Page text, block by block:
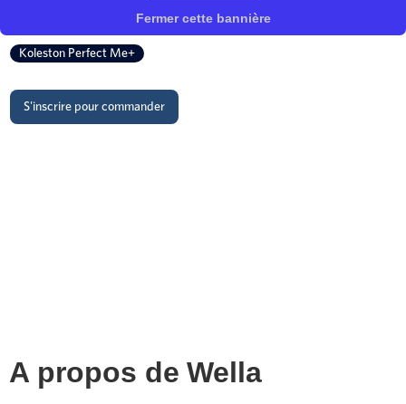
Fermer cette bannière
Koleston Perfect Me+
S'inscrire pour commander
A propos de Wella